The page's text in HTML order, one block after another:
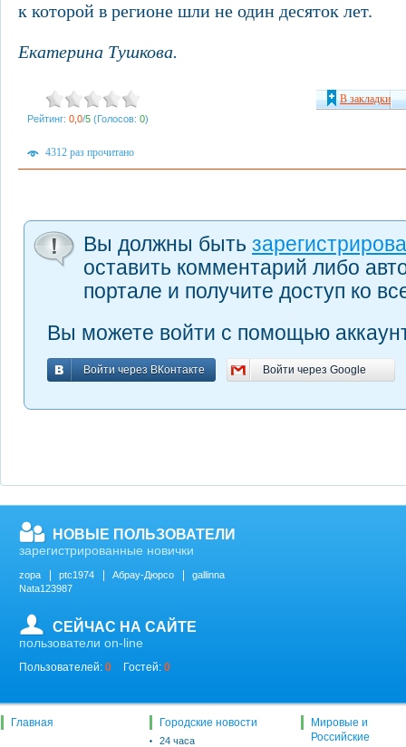
к которой в регионе шли не один десяток лет.
Екатерина Тушкова.
Рейтинг: 0,0/5 (Голосов: 0)
В закладки
4312 раз прочитано
Вы должны быть
оставить комментарий либо
портале и получите доступ ко
Вы можете войти с помощью
Войти через ВКонтакте
Войти через ВКонтакте Войти через Google
Войти через Google
НОВЫЕ ПОЛЬЗОВАТЕЛИ
зарегистрированные новички
zopa ptc1974 Абрау-Дюрсо
gallinna
Nata123987
СЕЙЧАС НА САЙТЕ
пользователи on-line
Пользователей: 0 Гостей: 0
Главная Городские новости
24 часа
Мировые и
Российские